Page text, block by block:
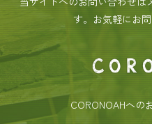
す。 お気軽にお
CORONOAHへの